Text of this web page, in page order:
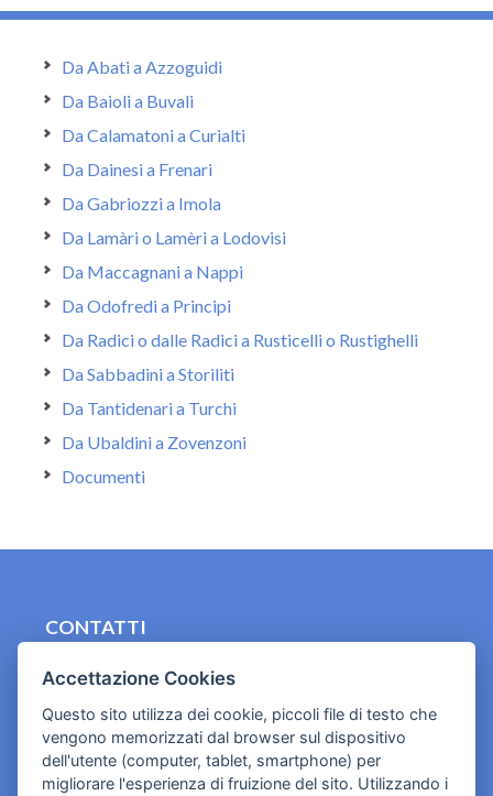
Da Abati a Azzoguidi
Da Baioli a Buvali
Da Calamatoni a Curialti
Da Dainesi a Frenari
Da Gabriozzi a Imola
Da Lamàri o Lamèri a Lodovisi
Da Maccagnani a Nappi
Da Odofredi a Principi
Da Radici o dalle Radici a Rusticelli o Rustighelli
Da Sabbadini a Storiliti
Da Tantidenari a Turchi
Da Ubaldini a Zovenzoni
Documenti
CONTATTI
Cookies e informativa privacy
Accettazione Cookies
Questo sito utilizza dei cookie, piccoli file di testo che
vengono memorizzati dal browser sul dispositivo
dell'utente (computer, tablet, smartphone) per
migliorare l'esperienza di fruizione del sito. Utilizzando i